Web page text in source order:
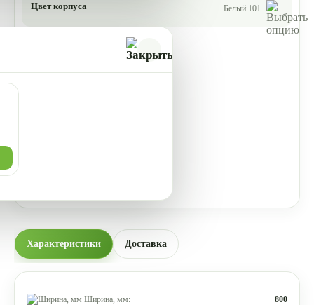
Цвет корпуса Белый 101
Характеристики Доставка
Ширина, мм: 800